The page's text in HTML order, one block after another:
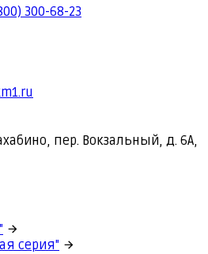
300-68-23
пер. Вокзальный, д. 6А,
серия"